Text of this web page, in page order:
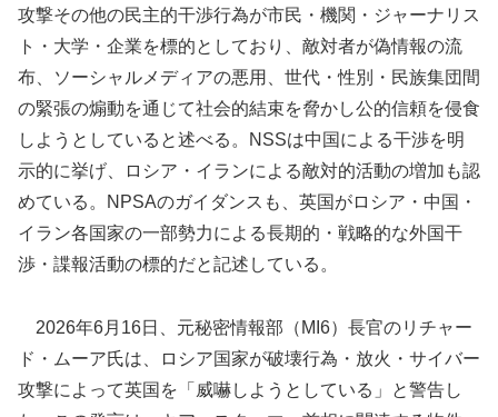
攻撃その他の民主的干渉行為が市民・機関・ジャーナリス
ト・大学・企業を標的としており、敵対者が偽情報の流
布、ソーシャルメディアの悪用、世代・性別・民族集団間
の緊張の煽動を通じて社会的結束を脅かし公的信頼を侵食
しようとしていると述べる。NSSは中国による干渉を明
示的に挙げ、ロシア・イランによる敵対的活動の増加も認
めている。NPSAのガイダンスも、英国がロシア・中国・
イラン各国家の一部勢力による長期的・戦略的な外国干
渉・諜報活動の標的だと記述している。
2026年6月16日、元秘密情報部（MI6）長官のリチャー
ド・ムーア氏は、ロシア国家が破壊行為・放火・サイバー
攻撃によって英国を「威嚇しようとしている」と警告し